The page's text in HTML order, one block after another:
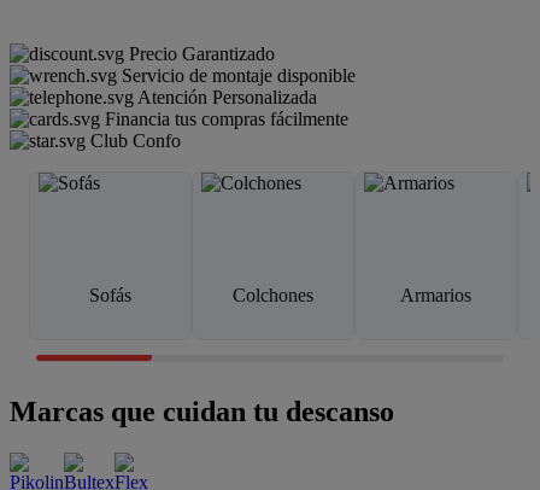
Precio Garantizado
Servicio de montaje disponible
Atención Personalizada
Financia tus compras fácilmente
Club Confo
Sofás Colchones Armarios
Marcas que cuidan tu descanso